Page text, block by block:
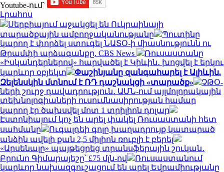
Youtube-ում`
Լրահոս
Սերբիայում աջակցել են Ուկրաինայի
տարածքային ամբողջականությանը
Պուտինը
կարող է փորձել ստուգել ՆԱՏՕ-ի միասնությունն ու
Թրամփի արձագանքը. CBS News
Ռուսաստանը
«Իսկանդերներով» հարվածել է Կիևին․ խոցվել է երկու
կարևոր օբյեկտ
Փաշինյանը զանգահարել է Ալիևին.
Զելենսկին մտնում է ՌԴ դաշնակցի «տարածք»
ՉԹՕ-
ների շուրջ դավադրություն․ ԱՄՆ-ում այլմոլորակային
տեխնոլոգիաների ուսումնասիրության համար
կարող էր ծախսվել մոտ 1 տրիլիոն դոլար
Էստոնիայում կոչ են արել փակել Ռուսաստանի հետ
սահմանը
Ուգալդեի գոլը խաղադրույք կատարած
անձին ավելի քան 2,5 միլիոն ռուբլի է բերել
«Արսենալը» պայթեցրեց տրանսֆերային շուկան․
Բրունո Գիմարայեշը՝ £75 մլն-ով
Ռուսաստանում
կարևոր նախազգուշացում են արել Եվրամիությանը